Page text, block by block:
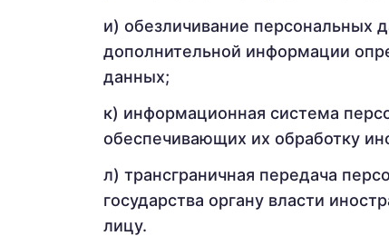
обезличивание персональных
дополнительной информации
данных;
информационная система
обеспечивающих их обработку
трансграничная передача
государства органу власти
лицу.